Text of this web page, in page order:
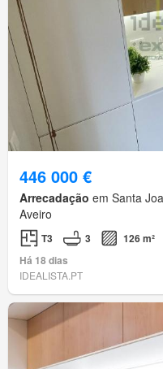
446 000 €
Arrecadação em Santa
Aveiro
T3 3
126 m²
Há 18 dias
IDEALISTA.PT